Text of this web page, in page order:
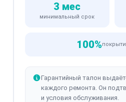
3 мес
минимальный срок
100%
Гарантийный талон
каждого ремонта. Он
и условия обслуживания.